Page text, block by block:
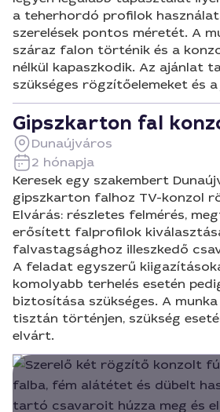
a teherhordó profilok
szerelések pontos méretét. A
száraz falon történik és a
nélkül kapaszkodik. Az ajánlat
szükséges rögzítőelemeket és
Gipszkarton fal
Dunaújváros
2 hónapja
Keresek egy szakembert
gipszkarton falhoz TV-konzol
Elvárás: részletes felmérés,
erősített falprofilok
falvastagsághoz illeszkedő
A feladat egyszerű
komolyabb terhelés esetén
biztosítása szükséges. A
tisztán történjen, szükség
elvárt.